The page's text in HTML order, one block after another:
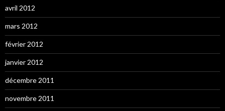
avril 2012
mars 2012
février 2012
janvier 2012
décembre 2011
novembre 2011